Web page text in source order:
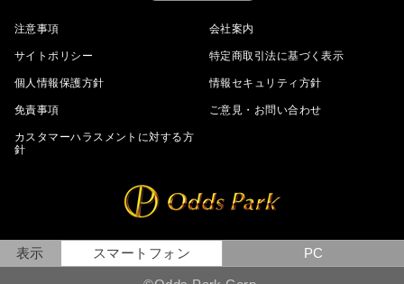
注意事項 会社案内
サイトポリシー 特定商取引法に基づく表示
個人情報保護方針 情報セキュリティ方針
免責事項 ご意見・お問い合わせ
カスタマーハラスメントに対する方
針
表示 スマートフォン PC